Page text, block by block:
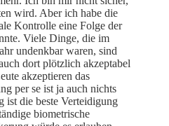
wird. Aber ich habe die
Kontrolle eine Folge der
Viele Dinge, die im
undenkbar waren, sind
dort plötzlich akzeptabel
akzeptieren das
per se ist ja auch nichts
ist die beste Verteidigung
biometrische